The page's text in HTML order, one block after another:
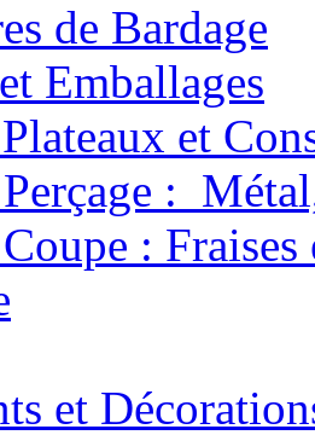
de Bardage
Emballages
et
:
: Fraises
et